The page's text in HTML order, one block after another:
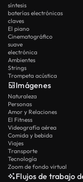
síntesis
baterías electrónicas
claves
El piano
Cinematográfico
suave
electrónica
Ambientes
Strings
Trompeta acústica
Imágenes
Naturaleza
Personas
Amor y Relaciones
El Fitness
Videografía aérea
Comida y bebida
Viajes
Transporte
Tecnología
Zoom de fondo virtual
Flujos de trabajo